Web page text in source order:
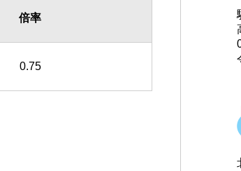
倍率
0.75